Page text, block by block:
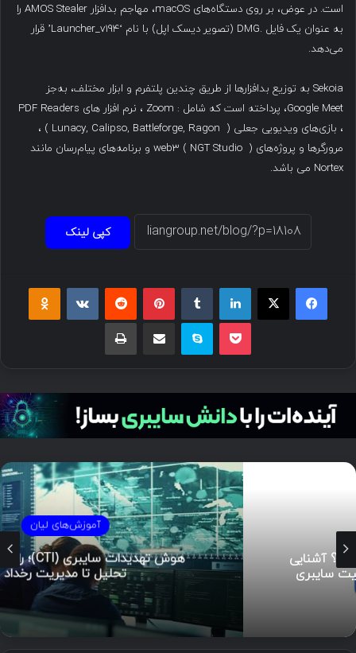
است. در عوض، بر روی دستگاه‌های macOS، مهاجم بدافزار AMOS Stealer را
به عنوان یک فایل .DMG (تصویر دیسک اپل) با نام ‘Launcher_v194’ قرار
می‌دهد.
Sekoia به توزیع بدافزارها از طریق چندین پلتفرم و ابزار مختلف، به‌جز
Google Meet، پرداخته است که شامل : Zoom ، نرم افزار های PDF Readers
، بازی‌های ویدیویی جعلی ( Lunacy, Calipso, Battleforge, Ragon ) ،
مرورگرها و پروژه‌های web3 ( NGT Studio ) و برنامه‌های پیام‌رسان مانند
Nortex می باشد.
کپی لینک
فیسبوک ایکس لینکداین پینتریست
پاکت اسکایپ چاپ
آموزش‌های لیان
هوش تهدیدات سایبری (CTI)؛ راهنمای جامع از
تحلیل تا مدیریت رخداد